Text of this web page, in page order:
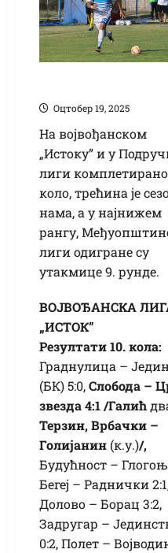
Оцтобер 19, 2025
На војвођанском
„Истоку” и у
лиги комплетирано
коло, трећина је
нама, а у најнижем
рангу,
лиги одигране су
утакмице 9. рунде.
ВОЈВОЂАНСКА
„ИСТОК”
Резултати 10. кола:
Граднулица –
(БК) 5:0,Слобода –
звезда 4:1 /Галић
Терзин, Врбачки –
Голијанин (к.у.)/,
Будућност – Глогоњ
Бегеј – Раднички
Долово – Борац 3:2,
Задругар –
0:2, Полет –